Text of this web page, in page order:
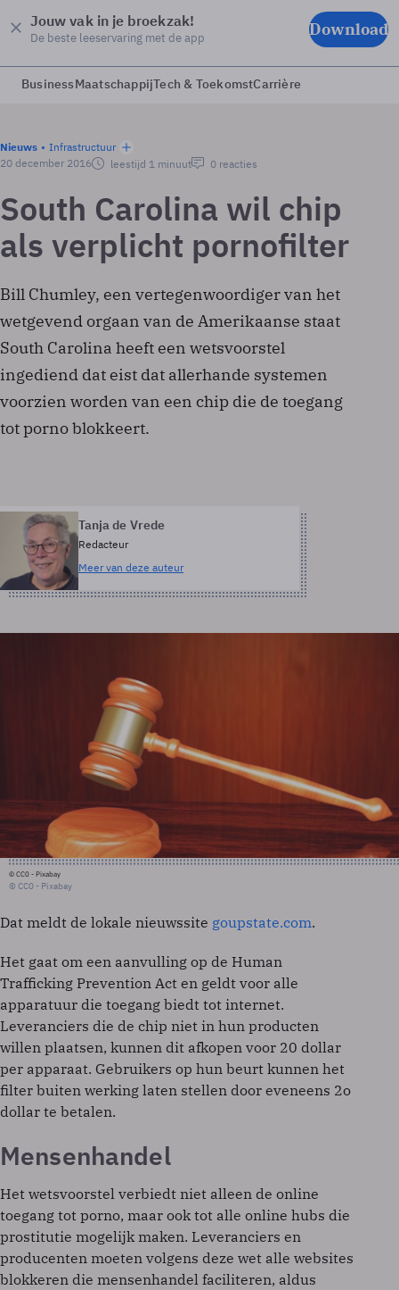
Jouw vak in je broekzak!
De beste leeservaring met de app Download
BusinessMaatschappijTech & ToekomstCarrière
Nieuws
Infrastructuur
20 december 2016
leestijd 1 minuut 0 reacties
South Carolina wil chip
als verplicht pornofilter
Bill Chumley, een vertegenwoordiger van het
wetgevend orgaan van de Amerikaanse staat
South Carolina heeft een wetsvoorstel
ingediend dat eist dat allerhande systemen
voorzien worden van een chip die de toegang
tot porno blokkeert.
Tanja de Vrede
Redacteur
Meer van deze auteur
© CC0 - Pixabay
© CC0 - Pixabay
Dat meldt de lokale nieuwssite goupstate.com.
Het gaat om een aanvulling op de Human
Trafficking Prevention Act en geldt voor alle
apparatuur die toegang biedt tot internet.
Leveranciers die de chip niet in hun producten
willen plaatsen, kunnen dit afkopen voor 20 dollar
per apparaat. Gebruikers op hun beurt kunnen het
filter buiten werking laten stellen door eveneens 2o
dollar te betalen.
Mensenhandel
Het wetsvoorstel verbiedt niet alleen de online
toegang tot porno, maar ook tot alle online hubs die
prostitutie mogelijk maken. Leveranciers en
producenten moeten volgens deze wet alle websites
blokkeren die mensenhandel faciliteren, aldus